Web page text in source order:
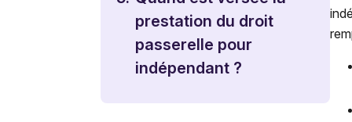
prestation du droit
passerelle pour
indépendant ?